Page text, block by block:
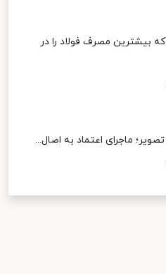
بیشترین مصرف فولاد را در
ماجرای اعتماد به اصال...